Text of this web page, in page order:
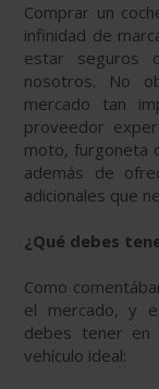
Comprar un
infinidad de
estar seguros
nosotros. No
mercado tan
proveedor
moto, furgoneta
además de
adicionales que
¿Qué debes
Como
el mercado, y
debes tener
vehículo ideal: